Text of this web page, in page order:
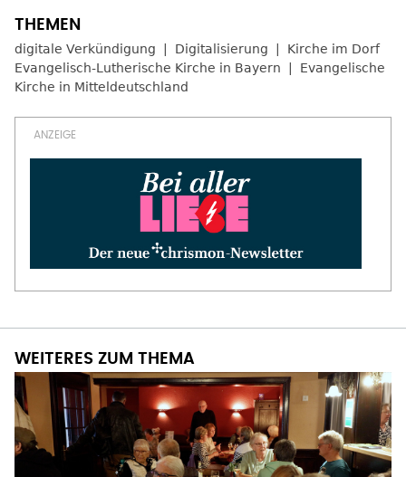
digitale Verkündigung Digitalisierung
Kirche im Dorf
Evangelisch-Lutherische Kirche in Bayern
Evangelische
Kirche in Mitteldeutschland
WEITERES ZUM THEMA